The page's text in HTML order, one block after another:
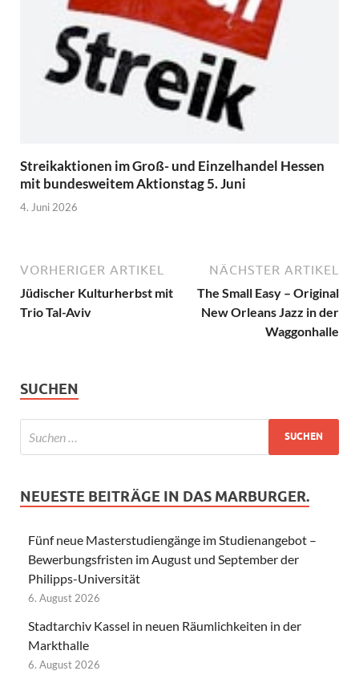
Streikaktionen im Groß- und Einzelhandel Hessen
mit bundesweitem Aktionstag 5. Juni
4. Juni 2026
VORHERIGER ARTIKEL
Jüdischer Kulturherbst mit
Trio Tal-Aviv
NÄCHSTER ARTIKEL
The Small Easy – Original
New Orleans Jazz in der
Waggonhalle
SUCHEN
NEUESTE BEITRÄGE IN DAS MARBURGER.
Fünf neue Masterstudiengänge im Studienangebot –
Bewerbungsfristen im August und September der
Philipps-Universität
6. August 2026
Stadtarchiv Kassel in neuen Räumlichkeiten in der
Markthalle
6. August 2026